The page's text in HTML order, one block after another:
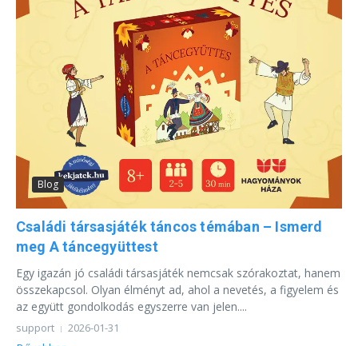
Blog
Családi társasjáték táncos témában – Ismerd
meg A táncegyüttest
Egy igazán jó családi társasjáték nemcsak szórakoztat, hanem
összekapcsol. Olyan élményt ad, ahol a nevetés, a figyelem és
az együtt gondolkodás egyszerre van jelen....
support 2026-01-31